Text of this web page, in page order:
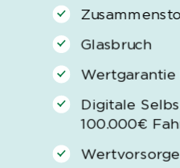
Glasbruch
Digitale
100.000€